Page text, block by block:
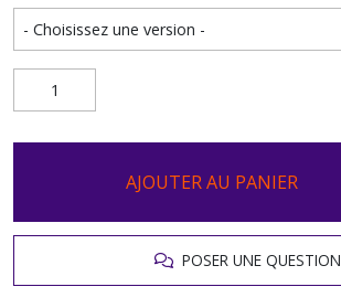
AJOUTER AU PANIER
POSER UNE QUESTION